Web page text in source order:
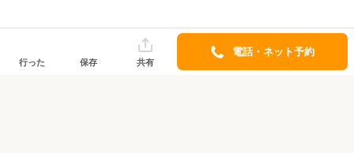
行った 保存 共有
電話・ネット予約